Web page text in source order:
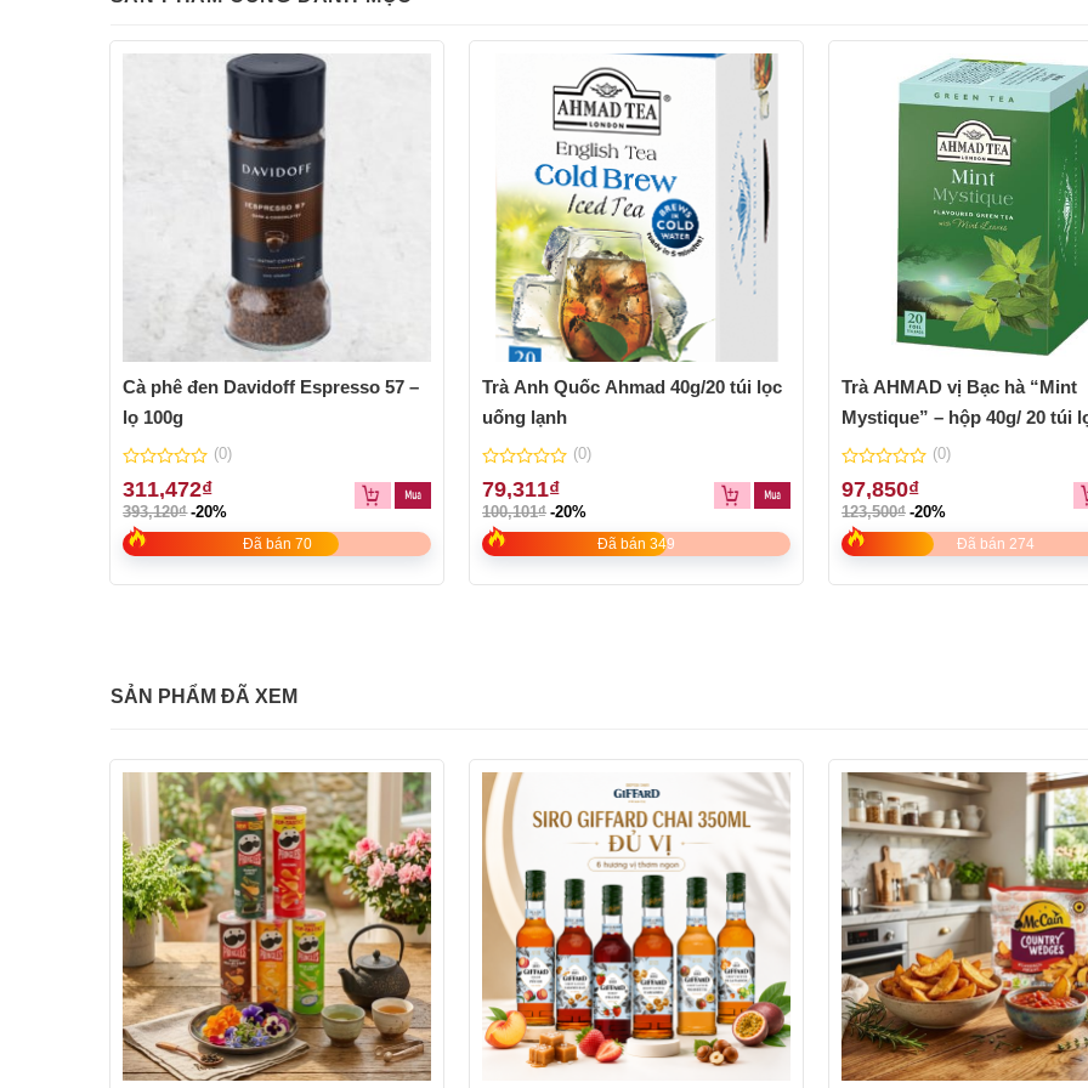
Cà phê đen Davidoff Espresso 57 –
lọ 100g
0
out
of
5
(0)
311,472₫
393,120₫ -20%
Đã bán 70
Trà Anh Quốc Ahmad 40g/20 túi lọc
uống lạnh
0
out
of
5
(0)
79,311₫
100,101₫ -20%
Đã bán 349
Trà AHMAD vị Bạc hà “Mint
Mystique” – hộp 40g/ 20 túi
bao thiếc
0
out
of
5
(0)
97,850₫
123,500₫ -20%
Đã bán 274
SẢN PHẨM ĐÃ XEM